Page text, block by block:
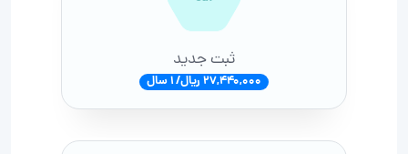
ثبت جدید
27,440,000 ریال/ 1 سال